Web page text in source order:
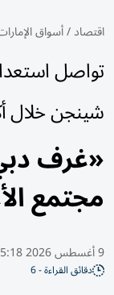
اقتصاد/أسواق
تواصل
شينجن خلال
«غرف
مجتمع
9 أغسطس 2026 15:18 مساء
دقائق القراءة - 6